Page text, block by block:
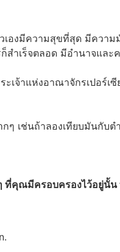
เองมีความสุขที่สุด มีควา
ำเร็จตลอด มีอำนาจและ
จ้าแห่งอาณาจักรเปอร์เซี
ๆ เช่นถ้าลองเทียบมันกับต
ที่คุณมีครอบครองไว้อยู่นั้น